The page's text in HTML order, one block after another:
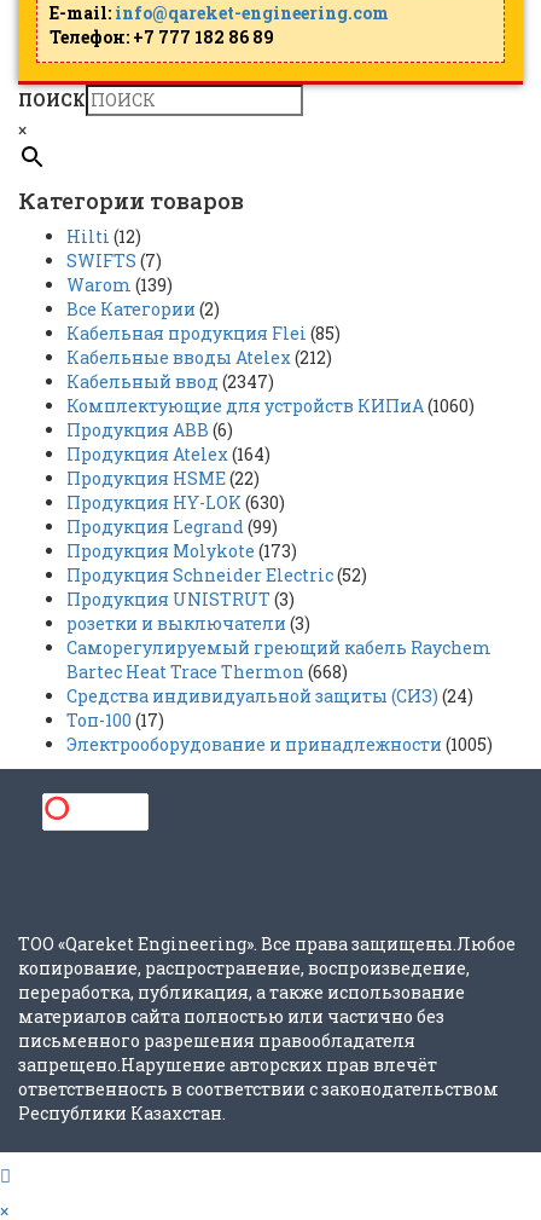
E-mail: info@qareket-engineering.com
Телефон: +7 777 182 86 89
ПОИСК
×
Категории товаров
Hilti (12)
SWIFTS (7)
Warom (139)
Все Категории (2)
Кабельная продукция Flei (85)
Кабельные вводы Atelex(212)
Кабельный ввод (2347)
Комплектующие для устройств КИПиА(1060)
Продукция ABB (6)
Продукция Atelex(164)
Продукция HSME(22)
Продукция HY-LOK (630)
Продукция Legrand(99)
Продукция Molykote (173)
Продукция Schneider Electric(52)
Продукция UNISTRUT (3)
розетки и выключатели (3)
Саморегулируемый греющий кабель Raychem
Bartec Heat Trace Thermon (668)
Средства индивидуальной защиты (СИЗ) (24)
Топ-100 (17)
Электрооборудование и принадлежности (1005)
ТОО «Qareket Engineering». Все права защищены.Любое
копирование, распространение, воспроизведение,
переработка, публикация, а также использование
материалов сайта полностью или частично без
письменного разрешения правообладателя
запрещено.Нарушение авторских прав влечёт
ответственность в соответствии с законодательством
Республики Казахстан.
×